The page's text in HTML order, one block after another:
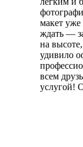
макет уже
ждать —
на
удивило
всем
услугой!